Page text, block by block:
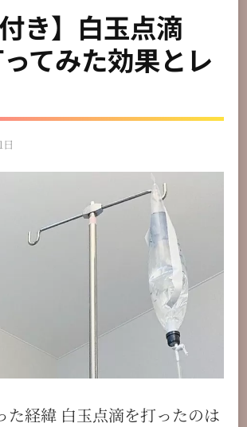
付き】白玉点滴
てみた効果とレ
た経緯 白玉点滴を打ったのは